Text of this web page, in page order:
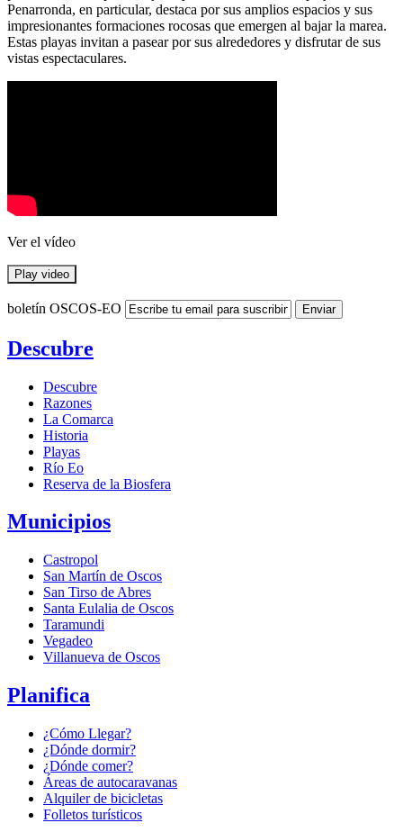
Penarronda, en particular, destaca por sus amplios espacios y sus
impresionantes formaciones rocosas que emergen al bajar la marea.
Estas playas invitan a pasear por sus alrededores y disfrutar de sus
vistas espectaculares.
Ver el vídeo
Play video
boletín OSCOS-EO
Descubre
Descubre
Razones
La Comarca
Historia
Playas
Río Eo
Reserva de la Biosfera
Municipios
Castropol
San Martín de Oscos
San Tirso de Abres
Santa Eulalia de Oscos
Taramundi
Vegadeo
Villanueva de Oscos
Planifica
¿Cómo Llegar?
¿Dónde dormir?
¿Dónde comer?
Áreas de autocaravanas
Alquiler de bicicletas
Folletos turísticos